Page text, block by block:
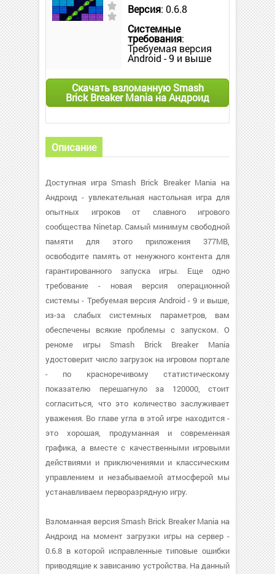
Версия: 0.6.8
Системные
требования:
Требуемая версия
Android - 9 и выше
Скачать взломанную Smash
Brick Breaker Mania на Андроид
Описание
Доступная игра Smash Brick Breaker Mania на
Андроид - увлекательная настольная игра для
опытных игроков от славного игрового
сообщества Ninetap. Самый минимум свободной
памяти для этого приложения 377MB,
освободите память от ненужного контента для
гарантированного запуска игры. Еще одно
требование - новая версия операционной
системы - Требуемая версия Android - 9 и выше,
из-за слабых системных параметров, вам
обеспечены всякие проблемы с запуском. О
реноме игры Smash Brick Breaker Mania
удостоверит число загрузок на игровом портале
- по красноречивому статистическому
показателю перешагнуло за 120000, стоит
согласиться, что это количество заслуживает
уважения. Во главе угла в этой игре находится -
это хорошая, продуманная и современная
графика, а вместе с качественными игровыми
действиями и приключениями и классическим
управлением и незабываемой атмосферой мы
устанавливаем перворазрядную игру.
Взломанная версия Smash Brick Breaker Mania на
Андроид на момент загрузки игры на сервер -
0.6.8 в которой исправленные типовые ошибки
приводящие к зависанию устройства. На данный